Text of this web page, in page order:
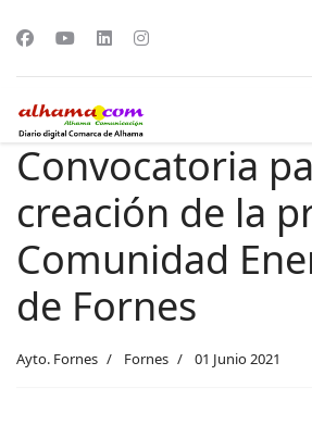
Convocatoria
creación de la
Comunidad
de Fornes
Ayto. Fornes Fornes 01 Junio 2021